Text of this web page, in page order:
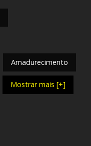
Amadurecimento
Mostrar mais [+]